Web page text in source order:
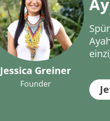
Jessica Greiner
Founder